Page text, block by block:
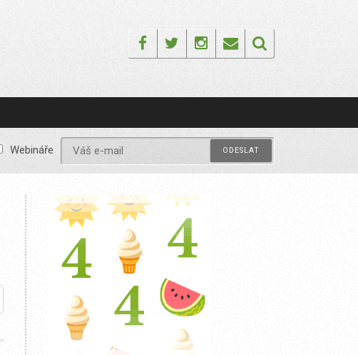
FacebookTwitterInstagram
Email
Webináře